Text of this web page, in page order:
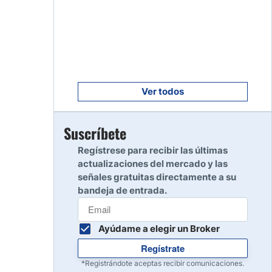
Leer reseña
10
Ver todos
Suscríbete
Regístrese para recibir las últimas
actualizaciones del mercado y las
señales gratuitas directamente a su
bandeja de entrada.
Ayúdame a elegir un Broker
Regístrate
*Registrándote aceptas recibir comunicaciones.